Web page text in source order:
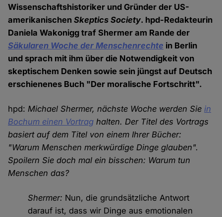
Wissenschaftshistoriker und Gründer der US-
amerikanischenSkeptics Society. hpd-Redakteurin
Daniela Wakonigg traf Shermer am Rande der
Säkularen Woche der Menschenrechte in Berlin
und sprach mit ihm über die Notwendigkeit von
skeptischem Denken sowie sein jüngst auf Deutsch
erschienenes Buch "Der moralische Fortschritt".
hpd: Michael Shermer, nächste Woche werden Siein
Bochum einen Vortrag halten. Der Titel des Vortrags
basiert auf dem Titel von einem Ihrer Bücher:
"Warum Menschen merkwürdige Dinge glauben".
Spoilern Sie doch mal ein bisschen: Warum tun
Menschen das?
Shermer: Nun, die grundsätzliche Antwort
darauf ist, dass wir Dinge aus emotionalen